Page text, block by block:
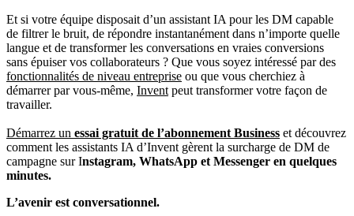
Et si votre équipe disposait d’un assistant IA pour les DM capable
de filtrer le bruit, de répondre instantanément dans n’importe quelle
langue et de transformer les conversations en vraies conversions
sans épuiser vos collaborateurs ? Que vous soyez intéressé par des
fonctionnalités de niveau entreprise ou que vous cherchiez à
démarrer par vous-même, Invent peut transformer votre façon de
travailler.
Démarrez un essai gratuit de l’abonnement Business et découvrez
comment les assistants IA d’Invent gèrent la surcharge de DM de
campagne sur Instagram, WhatsApp et Messenger en quelques
minutes.
L’avenir est conversationnel.